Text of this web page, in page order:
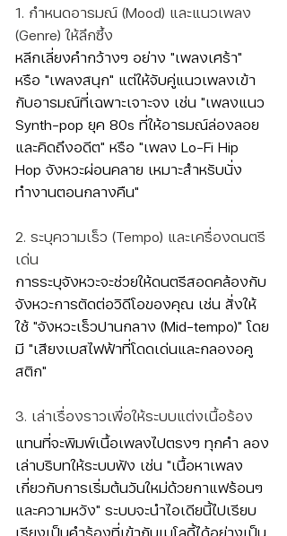
1. กำหนดอารมณ์ (Mood) และแนวเพลง
(Genre) ให้ลึกซึ้ง
หลีกเลี่ยงคำกว้างๆ อย่าง "เพลงเศร้า"
หรือ "เพลงสนุก" แต่ให้จับคู่แนวเพลงเข้า
กับอารมณ์ที่เฉพาะเจาะจง เช่น "เพลงแนว
Synth-pop ยุค 80s ที่ให้อารมณ์ล่องลอย
และคิดถึงอดีต" หรือ "เพลง Lo-Fi Hip
Hop จังหวะผ่อนคลาย เหมาะสำหรับนั่ง
ทำงานตอนกลางคืน"
2. ระบุความเร็ว (Tempo) และเครื่องดนตรี
เด่น
การระบุจังหวะจะช่วยให้ดนตรีสอดคล้องกับ
จังหวะการตัดต่อวิดีโอของคุณ เช่น สั่งให้
ใช้ "จังหวะเร็วปานกลาง (Mid-tempo)" โดย
มี "เสียงเบสไฟฟ้าที่โดดเด่นและกลองอคู
สติก"
3. เล่าเรื่องราวเพื่อให้ระบบแต่งเนื้อร้อง
แทนที่จะพิมพ์เนื้อเพลงไปตรงๆ ทุกคำ ลอง
เล่าบริบทให้ระบบฟัง เช่น "เนื้อหาเพลง
เกี่ยวกับการเริ่มต้นวันใหม่ด้วยกาแฟร้อนๆ
และความหวัง" ระบบจะนำไอเดียนี้ไปเรียบ